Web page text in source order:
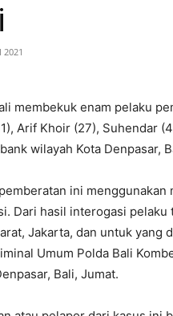
2021
membekuk enam pelaku
Arif Khoir (27), Suhendar
wilayah Kota Denpasar,
ini
Dari hasil interogasi pelaku
Jakarta, dan untuk yang
Umum Polda Bali
Bali, Jumat.